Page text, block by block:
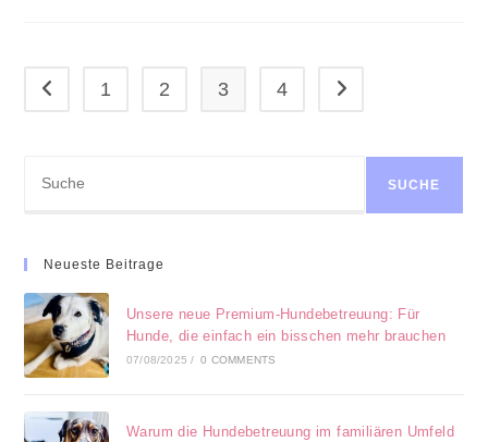
Gehe zur vorherigen Seite
1 2 3 4 Gehe zur nächsten
SUCHE
Neueste Beitrage
Unsere neue Premium-Hundebetreuung: Für
Hunde, die einfach ein bisschen mehr brauchen
07/08/2025 / 0 COMMENTS
Warum die Hundebetreuung im familiären Umfeld